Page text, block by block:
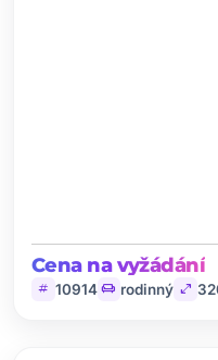
Cena na vyžádání
tag 10914 chair rodinný open_in_full